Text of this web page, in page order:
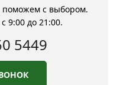
с выбором.
9:00 до 21:00.
5449